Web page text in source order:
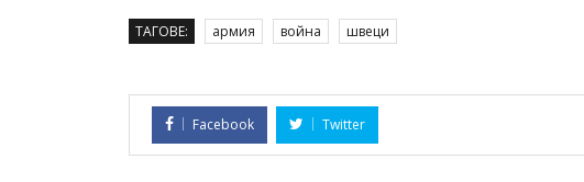
ТАГОВЕ: армия война швеци
Facebook Twitter